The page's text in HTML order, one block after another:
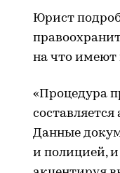
Юрист
на что имеют
«Процедура
Данные
и полицией,